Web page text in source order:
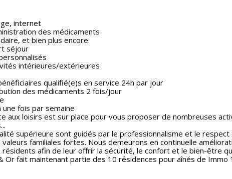
internet
des médicaments
et bien plus encore.
séjour
intérieures/extérieures
qualifié(e)s en service 24h par jour
des médicaments 2 fois/jour
une fois par semaine
aux loisirs est sur place pour vous proposer de nombreuses
supérieure sont guidés par le professionnalisme et le
familiales fortes. Nous demeurons en continuelle
afin de leur offrir la sécurité, le confort et le bien-être
Or fait maintenant partie des 10 résidences pour aînés de Immo